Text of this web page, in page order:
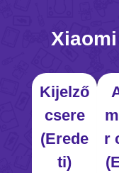
Kijelző
csere
(Erede
ti)
r